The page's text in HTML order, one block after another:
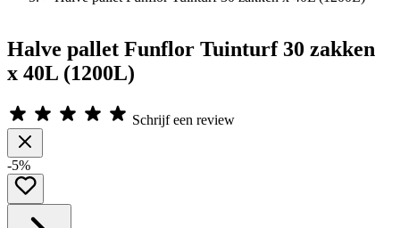
Halve pallet Funflor Tuinturf 30 zakken
x 40L (1200L)
Schrijf een review
-5%